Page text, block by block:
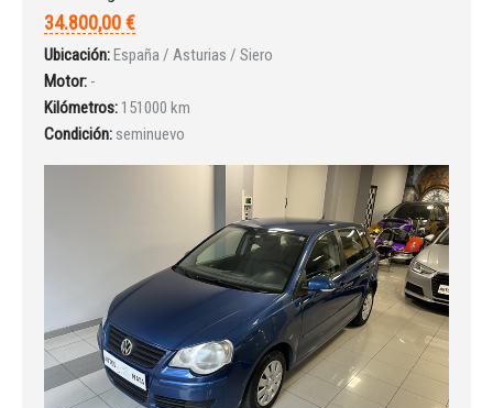
INICIAR SESIÓN
¿Ha olvidado la contraseña?
34.800,00 €
Ubicación:España / Asturias / Siero
Motor: -
Kilómetros: 151000 km
Condición: seminuevo